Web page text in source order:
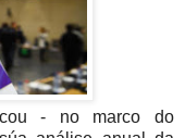
- no marco do